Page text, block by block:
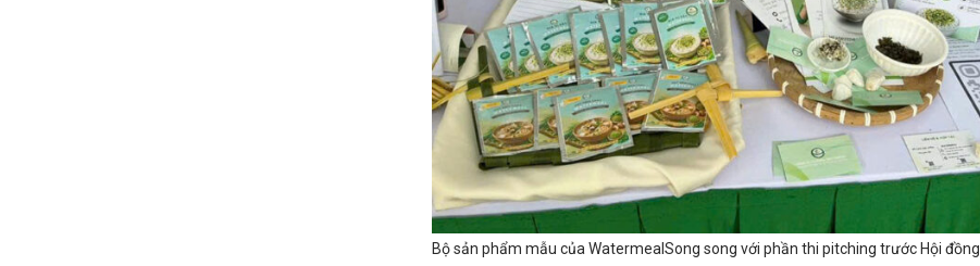
Bộ sản phẩm mẫu của WatermealSong song với phần thi pitching trước Hội đồng